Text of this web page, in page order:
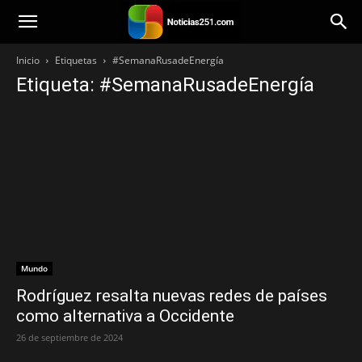
Noticias251
Inicio Etiquetas #SemanaRusadeEnergía
Etiqueta: #SemanaRusadeEnergía
Mundo
Rodríguez resalta nuevas redes de países
como alternativa a Occidente
26 de septiembre de 2024